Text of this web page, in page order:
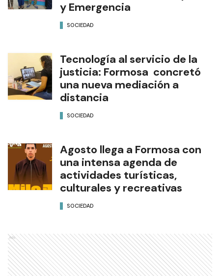
y Emergencia
SOCIEDAD
Tecnología al servicio de la
justicia: Formosa concretó
una nueva mediación a
distancia
SOCIEDAD
Agosto llega a Formosa con
una intensa agenda de
actividades turísticas,
culturales y recreativas
SOCIEDAD
Ads